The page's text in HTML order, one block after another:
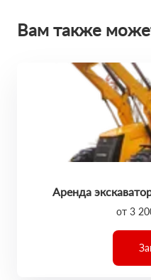
Вам также
Аренда
от 3